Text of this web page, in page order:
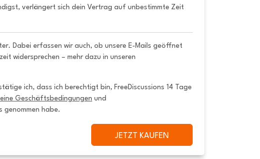
verlängert sich dein Vertrag auf unbestimmte Zeit
Dabei erfassen wir auch, ob unsere E-Mails geöffnet
widersprechen – mehr dazu in unseren
ich, dass ich berechtigt bin, FreeDiscussions 14 Tage
Geschäftsbedingungen
genommen habe.
JETZT KAUFEN